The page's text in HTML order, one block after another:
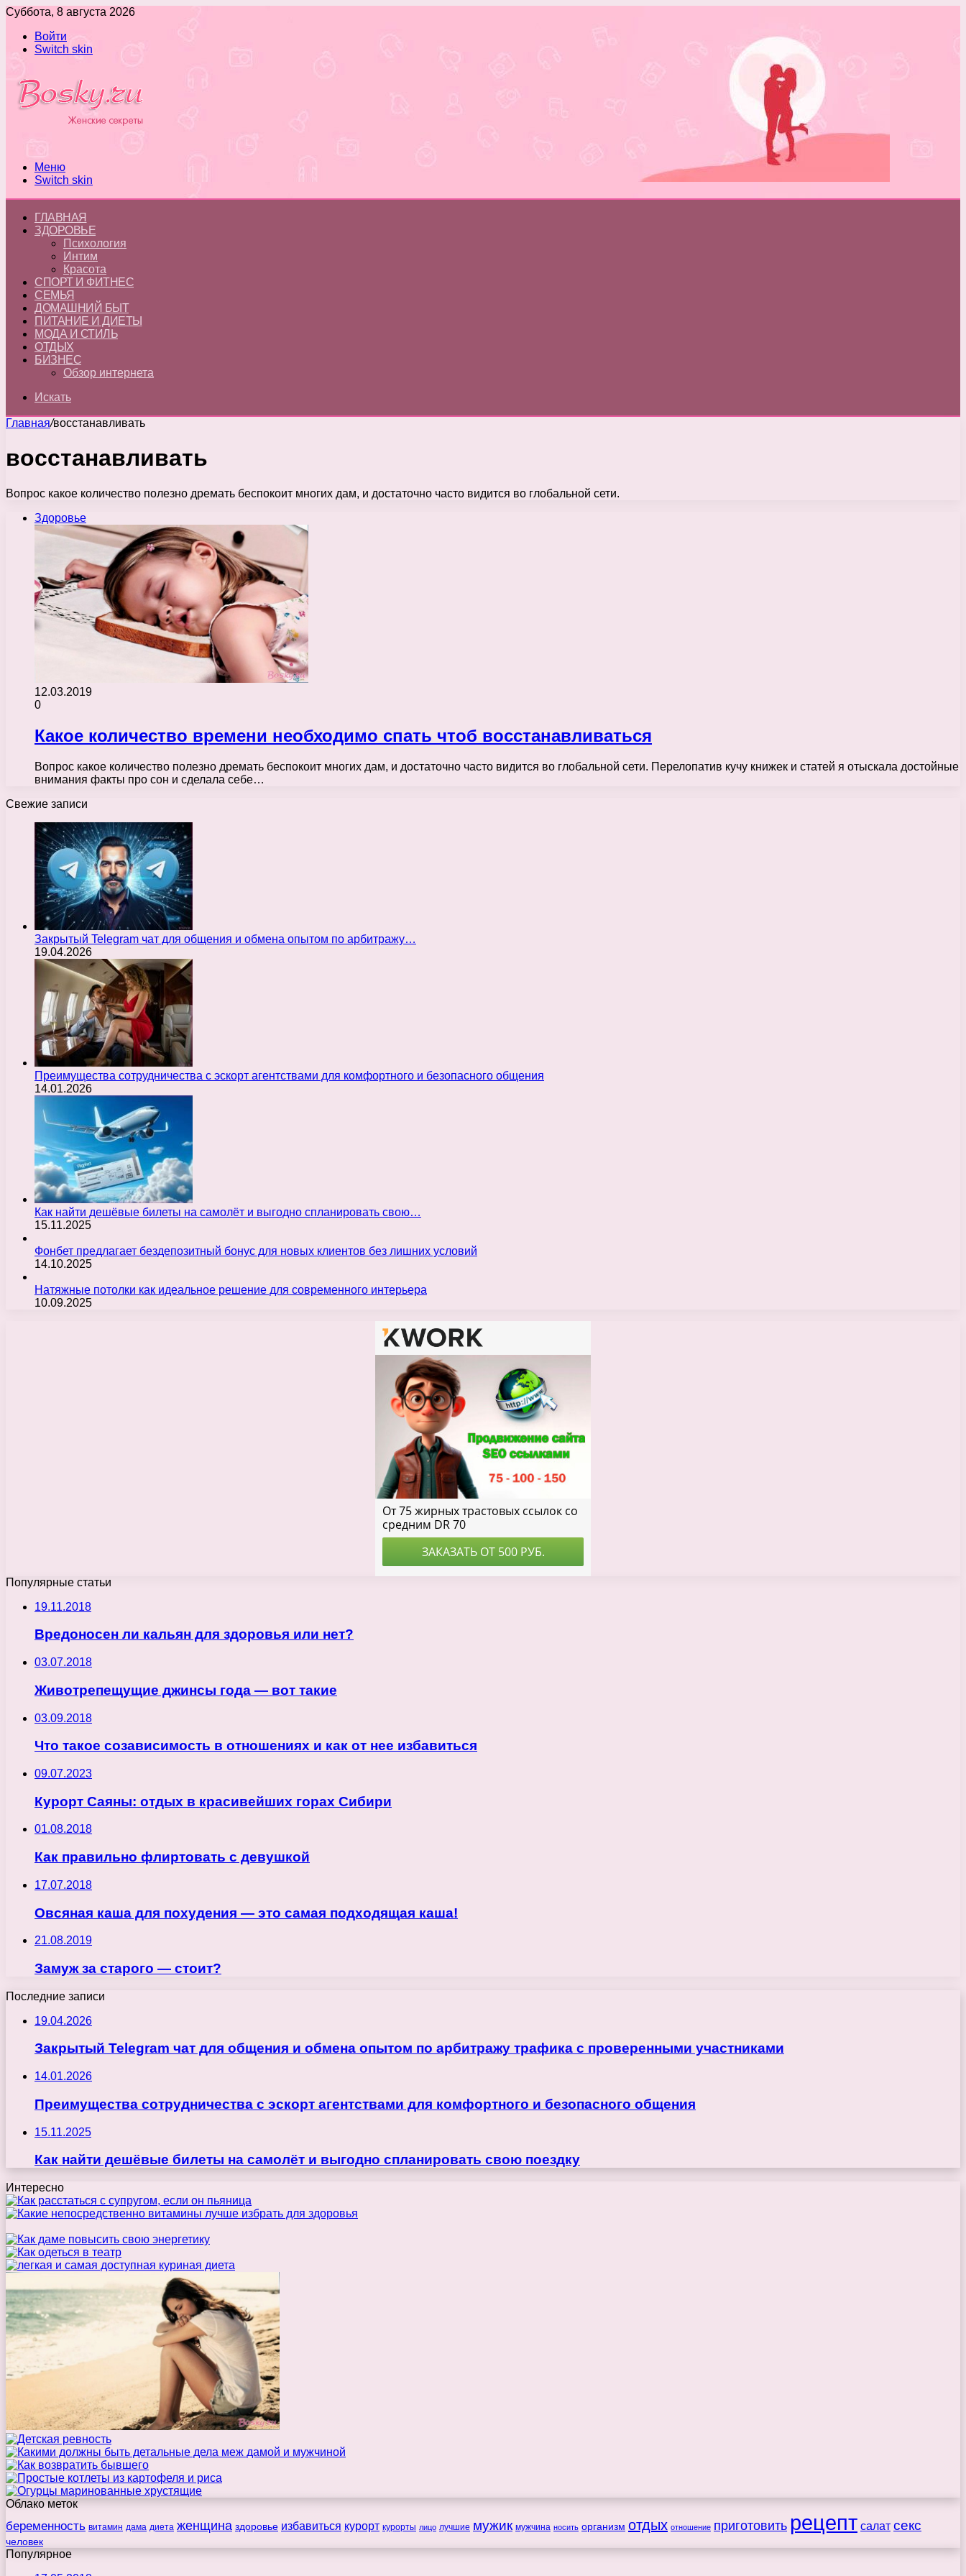
Суббота, 8 августа 2026
Войти
Switch skin
Меню
Switch skin
ГЛАВНАЯ
ЗДОРОВЬЕ
Психология
Интим
Красота
СПОРТ И ФИТНЕС
СЕМЬЯ
ДОМАШНИЙ БЫТ
ПИТАНИЕ И ДИЕТЫ
МОДА И СТИЛЬ
ОТДЫХ
БИЗНЕС
Обзор интернета
Искать
Главная/восстанавливать
восстанавливать
Вопрос какое количество полезно дремать беспокоит многих дам, и достаточно часто видится во глобальной сети.
Здоровье
12.03.2019
0
Какое количество времени необходимо спать чтоб восстанавливаться
Вопрос какое количество полезно дремать беспокоит многих дам, и достаточно часто видится во глобальной сети. Перелопатив кучу книжек и статей я отыскала достойные
внимания факты про сон и сделала себе…
Свежие записи
Закрытый Telegram чат для общения и обмена опытом по арбитражу…
19.04.2026
Преимущества сотрудничества с эскорт агентствами для комфортного и безопасного общения
14.01.2026
Как найти дешёвые билеты на самолёт и выгодно спланировать свою…
15.11.2025
Фонбет предлагает бездепозитный бонус для новых клиентов без лишних условий
14.10.2025
Натяжные потолки как идеальное решение для современного интерьера
10.09.2025
Популярные статьи
19.11.2018
Вредоносен ли кальян для здоровья или нет?
03.07.2018
Животрепещущие джинсы года — вот такие
03.09.2018
Что такое созависимость в отношениях и как от нее избавиться
09.07.2023
Курорт Саяны: отдых в красивейших горах Сибири
01.08.2018
Как правильно флиртовать с девушкой
17.07.2018
Овсяная каша для похудения — это самая подходящая каша!
21.08.2019
Замуж за старого — стоит?
Последние записи
19.04.2026
Закрытый Telegram чат для общения и обмена опытом по арбитражу трафика с проверенными участниками
14.01.2026
Преимущества сотрудничества с эскорт агентствами для комфортного и безопасного общения
15.11.2025
Как найти дешёвые билеты на самолёт и выгодно спланировать свою поездку
Интересно
Облако меток
беременность витамин дама диета женщина здоровье избавиться курорт курорты лицо лучшие мужик мужчина носить организм отдых отношение приготовить рецепт салат секс
человек
Популярное